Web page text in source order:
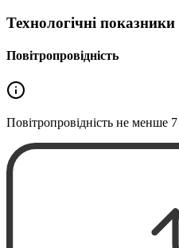
Технологічні показники
Повітропровідність
Повітропровідність не менше